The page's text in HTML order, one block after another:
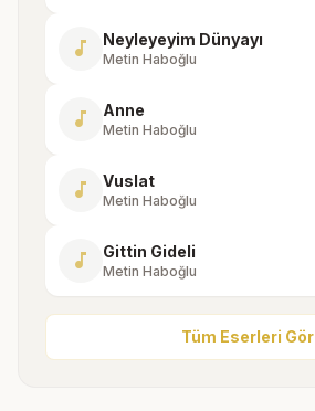
music_note Neyleyeyim Dünyayı
Metin Haboğlu
music_note Anne
Metin Haboğlu
music_note Vuslat
Metin Haboğlu
music_note Gittin Gideli
Metin Haboğlu
Tüm Eserleri Gör